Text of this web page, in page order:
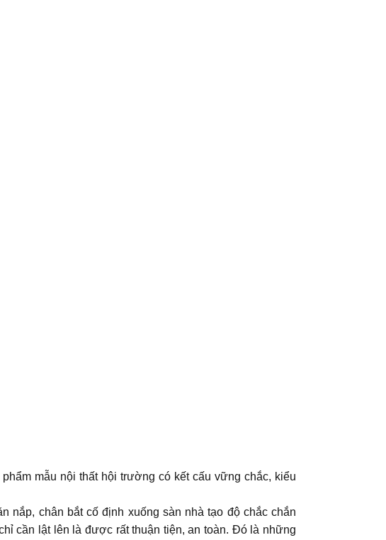
mẫu nội thất hội trường có kết cấu vững chắc, kiểu
nắp, chân bắt cố định xuống sàn nhà tạo độ chắc chắn
cần lật lên là được rất thuận tiện, an toàn. Đó là những